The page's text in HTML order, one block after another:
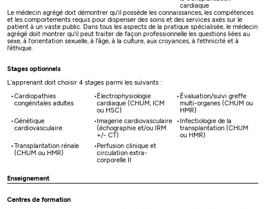
cardiaque
Le médecin agrégé doit démontrer qu'il possède les connaissances, les compétences
et les comportements requis pour dispenser des soins et des services axés sur le
patient à un vaste public. Dans tous les aspects de la pratique spécialisée, le médecin
agrégé doit montrer qu'il peut traiter de façon professionnelle les questions liées au
sexe, à l'orientation sexuelle, à l'âge, à la culture, aux croyances, à l'ethnicité et à
l'éthique.
Stages optionnels
L’apprenant doit choisir 4 stages parmi les suivants :
Cardiopathies
congénitales adultes
Électrophysiologie
cardiaque (CHUM, ICM
ou HSC)
Évaluation/suivi greffe
multi-organes (CHUM ou
HMR)
Génétique
cardiovasculaire
Imagerie cardiovasculaire
(échographie et/ou IRM
+/- CT)
Infectiologie de la
transplantation (CHUM
ou HMR)
Transplantation rénale
(CHUM ou HMR)
Perfusion clinique et
circulation extra-
corporelle II
Enseignement
Centres de formation